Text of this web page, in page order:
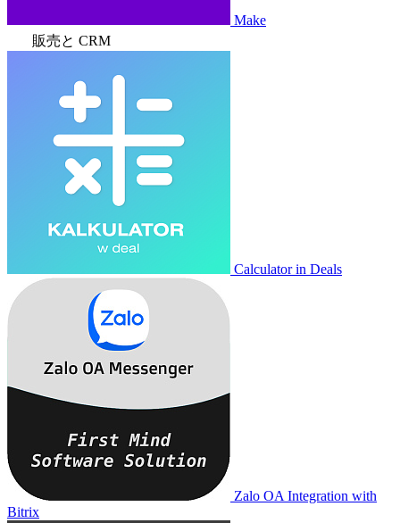
Make
販売と CRM
Calculator in Deals
Zalo OA Integration with
Bitrix